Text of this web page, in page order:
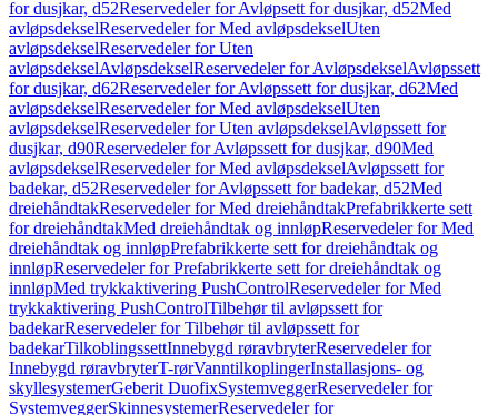
for dusjkar, d52Reservedeler for Avløpsett for dusjkar, d52Med
avløpsdekselReservedeler for Med avløpsdekselUten
avløpsdekselReservedeler for Uten
avløpsdekselAvløpsdekselReservedeler for AvløpsdekselAvløpssett
for dusjkar, d62Reservedeler for Avløpssett for dusjkar, d62Med
avløpsdekselReservedeler for Med avløpsdekselUten
avløpsdekselReservedeler for Uten avløpsdekselAvløpssett for
dusjkar, d90Reservedeler for Avløpssett for dusjkar, d90Med
avløpsdekselReservedeler for Med avløpsdekselAvløpssett for
badekar, d52Reservedeler for Avløpssett for badekar, d52Med
dreiehåndtakReservedeler for Med dreiehåndtakPrefabrikkerte sett
for dreiehåndtakMed dreiehåndtak og innløpReservedeler for Med
dreiehåndtak og innløpPrefabrikkerte sett for dreiehåndtak og
innløpReservedeler for Prefabrikkerte sett for dreiehåndtak og
innløpMed trykkaktivering PushControlReservedeler for Med
trykkaktivering PushControlTilbehør til avløpssett for
badekarReservedeler for Tilbehør til avløpssett for
badekarTilkoblingssettInnebygd røravbryterReservedeler for
Innebygd røravbryterT-rørVanntilkoplingerInstallasjons- og
skyllesystemerGeberit DuofixSystemveggerReservedeler for
SystemveggerSkinnesystemerReservedeler for